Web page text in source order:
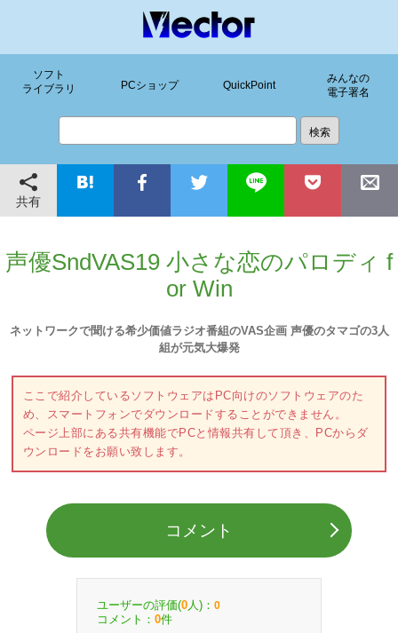
ソフト
ライブラリ
PCショップ QuickPoint
みんなの
電子署名
共有
声優SndVAS19 小さな恋のパロディ f
or Win
ネットワークで聞ける希少価値ラジオ番組のVAS企画 声優のタマゴの3人
組が元気大爆発
ここで紹介しているソフトウェアはPC向けのソフトウェアのた
め、スマートフォンでダウンロードすることができません。
ページ上部にある共有機能でPCと情報共有して頂き、PCからダ
ウンロードをお願い致します。
コメント
ユーザーの評価(0 人)： 0
コメント： 0件